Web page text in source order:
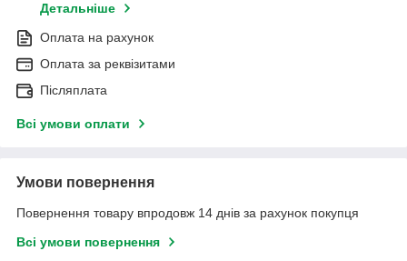
Детальніше
Оплата на рахунок
Оплата за реквізитами
Післяплата
Всі умови оплати
Умови повернення
Повернення товару впродовж 14 днів за рахунок покупця
Всі умови повернення